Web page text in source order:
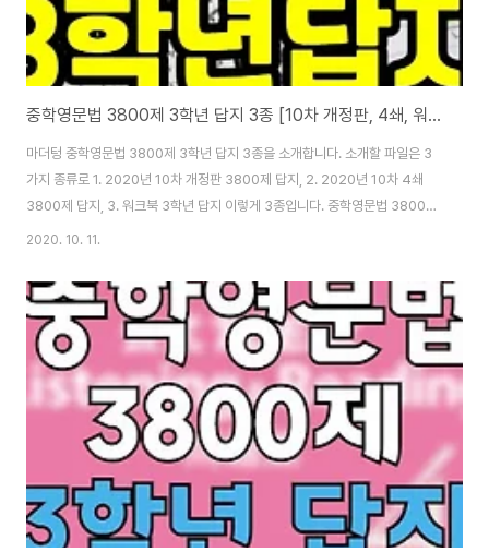
중학영문법 3800제 3학년 답지 3종 [10차 개정판, 4쇄, 워크북] pdf 무료 다운로드
마더텅 중학영문법 3800제 3학년 답지 3종을 소개합니다. 소개할 파일은 3
가지 종류로 1. 2020년 10차 개정판 3800제 답지, 2. 2020년 10차 4쇄
3800제 답지, 3. 워크북 3학년 답지 이렇게 3종입니다. 중학영문법 3800제
3학년 답지 소개하기 전에 책부터 조금 말씀드리면요. 3학년 책에는 2학년때
하기 쉽고 학원 교재여도 혼자 공부할만한 책입니다. 문제가 많아서 반복적으
로 학습할 수 있다는 점이 장점이고요. 휴대용 암기장에 필수단어가 있어서 수
시로 보면 도움이 많이 되는 문제집입니다. 지금부터 마더텅 중학영문법
3800제 3학년 답지 소개할게요. 1. [10차 개정판] 2020 중학영문법3800
제 3학..
2020. 10. 11.